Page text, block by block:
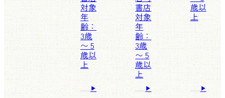
対象
年
齢：
3歳
〜 5
歳以
上
書店
対象
年
齢：
3歳
〜 5
歳以
上
歳以
上